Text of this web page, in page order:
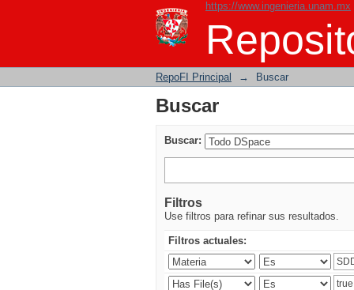
https://www.ingenieria.unam.mx
Buscar
RepoFI Principal → Buscar
Buscar
Buscar:
Filtros
Use filtros para refinar sus resultados.
Filtros actuales: